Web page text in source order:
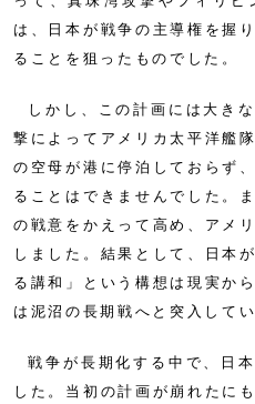
は、日本が戦争の主導権を握
ることを狙ったものでした。
しかし、この計画には大き
撃によってアメリカ太平洋艦
の空母が港に停泊しておらず
ることはできませんでした。
の戦意をかえって高め、アメ
しました。結果として、日本
る講和」という構想は現実か
は泥沼の長期戦へと突入してい
戦争が長期化する中で、日
した。当初の計画が崩れたに